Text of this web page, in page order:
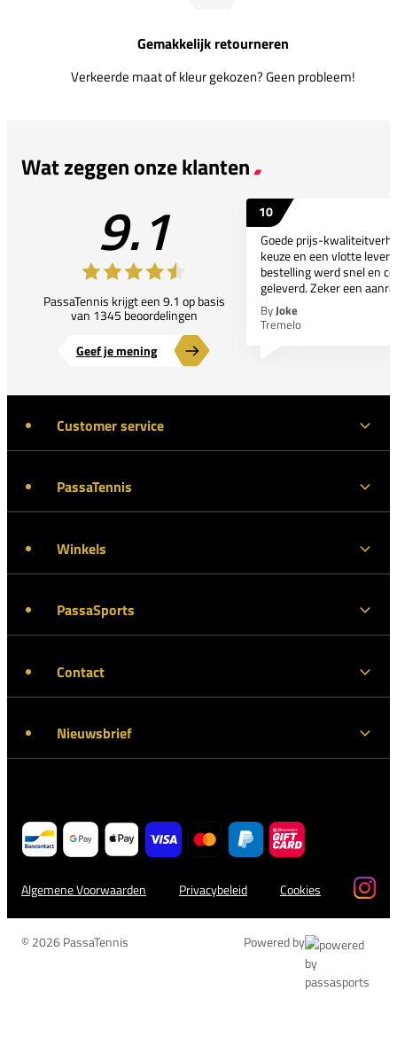
Gemakkelijk retourneren
Verkeerde maat of kleur gekozen? Geen probleem!
Wat zeggen onze klanten
9.1
PassaTennis krijgt een 9.1 op basis
van 1345 beoordelingen
Geef je mening
10
Goede prijs-
keuze en een vlotte
bestelling werd snel en
geleverd. Zeker een
ByJoke
Tremelo
Customer service
PassaTennis
Winkels
PassaSports
Contact
Nieuwsbrief
Algemene Voorwaarden Privacybeleid Cookies
© 2026 PassaTennis Powered by